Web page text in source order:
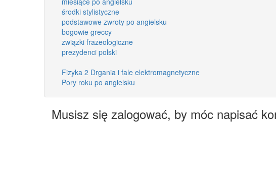
środki stylistyczne
podstawowe zwroty po angielsku
bogowie greccy
związki frazeologiczne
prezydenci polski
Fizyka 2 Drgania i fale elektromagnetyczne
Pory roku po angielsku
Musisz się zalogować, by móc napisać